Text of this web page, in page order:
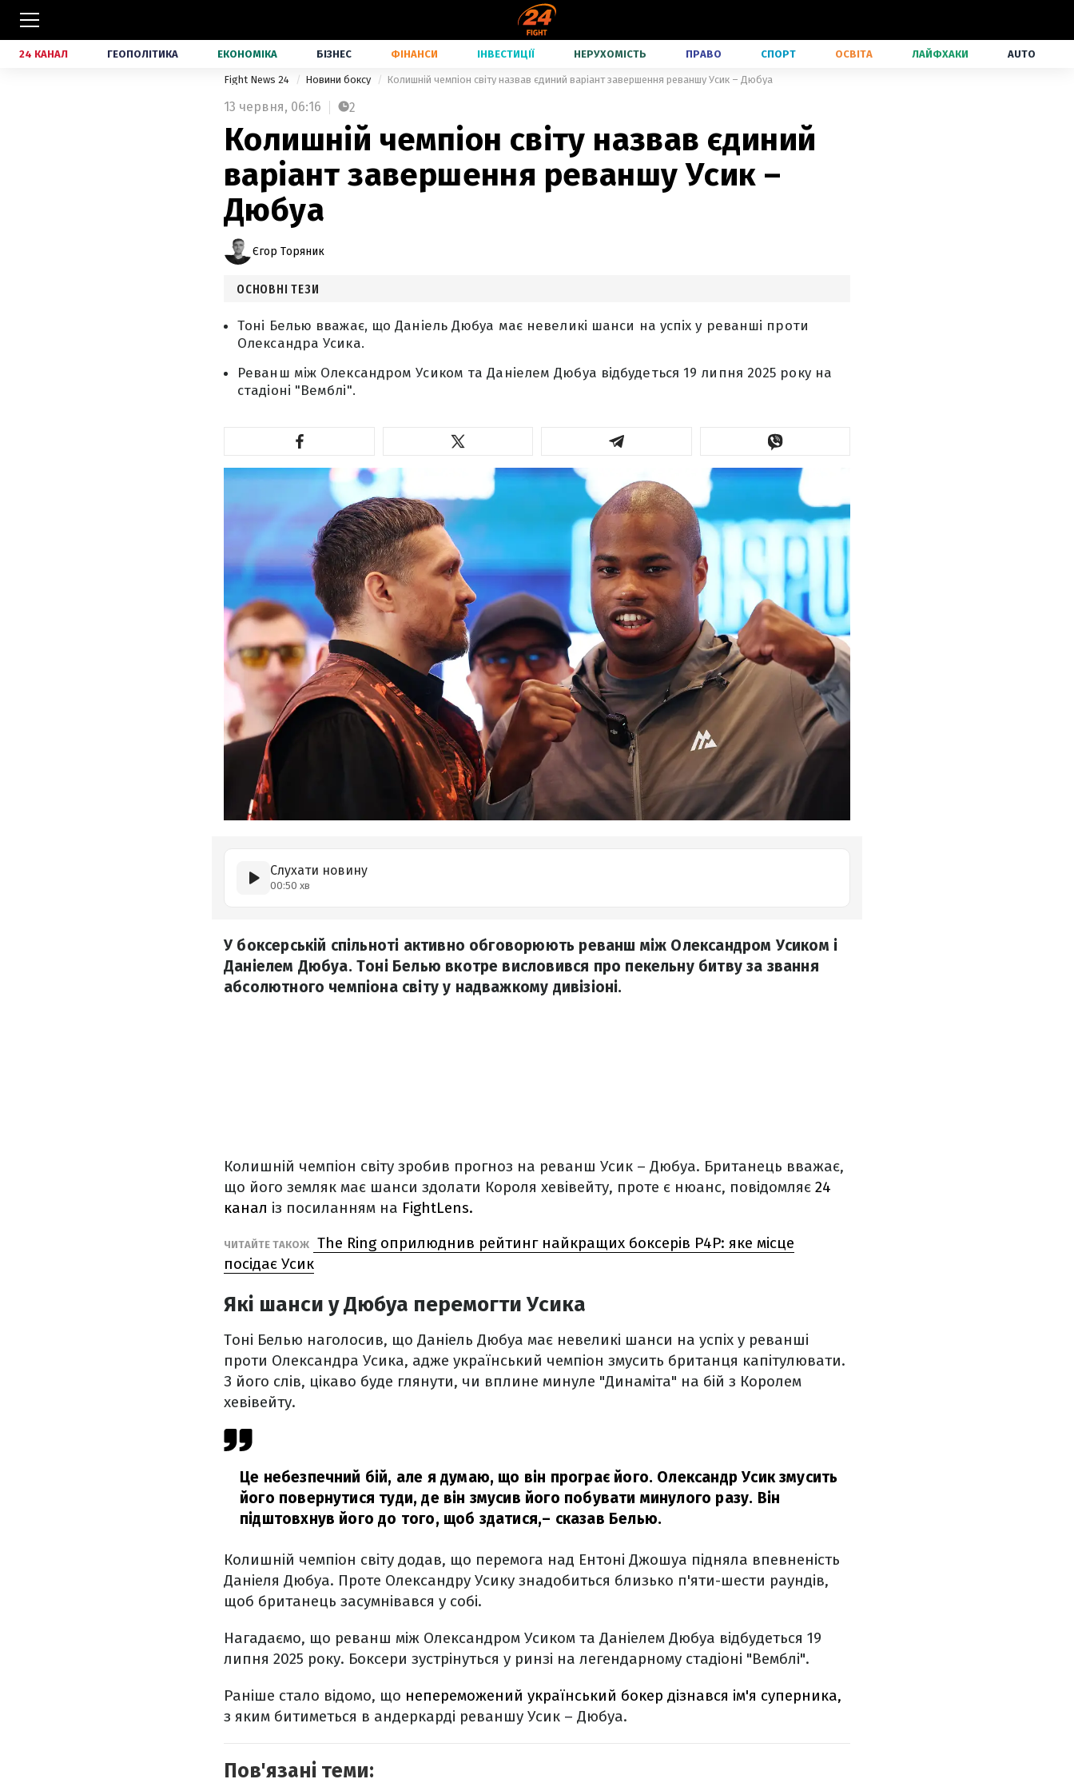
24 КАНАЛ ГЕОПОЛІТИКА ЕКОНОМІКА БІЗНЕС ФІНАНСИ ІНВЕСТИЦІЇ НЕРУХОМІСТЬ ПРАВО СПОРТ ОСВІТА ЛАЙФХАКИ AUTO
Fight News 24 Новини боксу Колишній чемпіон світу назвав єдиний варіант завершення реваншу Усик – Дюбуа
13 червня, 06:16 2
Колишній чемпіон світу назвав єдиний
варіант завершення реваншу Усик –
Дюбуа
Єгор Торяник
ОСНОВНІ ТЕЗИ
Тоні Белью вважає, що Даніель Дюбуа має невеликі шанси на успіх у реванші проти
Олександра Усика.
Реванш між Олександром Усиком та Даніелем Дюбуа відбудеться 19 липня 2025 року на
стадіоні "Вемблі".
Слухати новину
00:50 хв
У боксерській спільноті активно обговорюють реванш між Олександром Усиком і
Даніелем Дюбуа. Тоні Белью вкотре висловився про пекельну битву за звання
абсолютного чемпіона світу у надважкому дивізіоні.
Колишній чемпіон світу зробив прогноз на реванш Усик – Дюбуа. Британець вважає,
що його земляк має шанси здолати Короля хевівейту, проте є нюанс, повідомляє 24
канал із посиланням на FightLens.
ЧИТАЙТЕ ТАКОЖ
The Ring оприлюднив рейтинг найкращих боксерів P4P: яке місце
посідає Усик
Які шанси у Дюбуа перемогти Усика
Тоні Белью наголосив, що Даніель Дюбуа має невеликі шанси на успіх у реванші
проти Олександра Усика, адже український чемпіон змусить британця капітулювати.
З його слів, цікаво буде глянути, чи вплине минуле "Динаміта" на бій з Королем
хевівейту.
Це небезпечний бій, але я думаю, що він програє його. Олександр Усик змусить
його повернутися туди, де він змусив його побувати минулого разу. Він
підштовхнув його до того, щоб здатися,– сказав Белью.
Колишній чемпіон світу додав, що перемога над Ентоні Джошуа підняла впевненість
Даніеля Дюбуа. Проте Олександру Усику знадобиться близько п'яти-шести раундів,
щоб британець засумнівався у собі.
Нагадаємо, що реванш між Олександром Усиком та Даніелем Дюбуа відбудеться 19
липня 2025 року. Боксери зустрінуться у ринзі на легендарному стадіоні "Вемблі".
Раніше стало відомо, що непереможений український бокер дізнався ім'я суперника,
з яким битиметься в андеркарді реваншу Усик – Дюбуа.
Пов'язані теми: